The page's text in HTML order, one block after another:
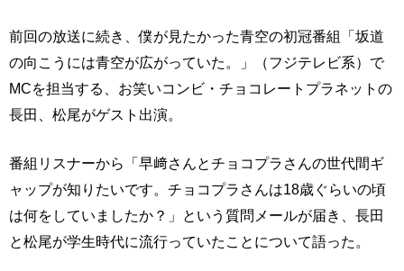
前回の放送に続き、僕が見たかった青空の初冠番組「坂道
の向こうには青空が広がっていた。」（フジテレビ系）で
MCを担当する、お笑いコンビ・チョコレートプラネットの
長田、松尾がゲスト出演。
番組リスナーから「早﨑さんとチョコプラさんの世代間ギ
ャップが知りたいです。チョコプラさんは18歳ぐらいの頃
は何をしていましたか？」という質問メールが届き、長田
と松尾が学生時代に流行っていたことについて語った。